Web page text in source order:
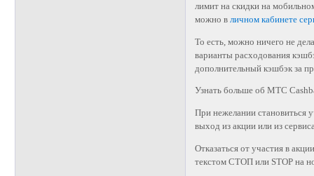
лимит на скидки на
можно вличном кабинете
То есть, можно ничего не
варианты расходования
дополнительный кэшбэк за
Узнать больше об МТС
При нежелании становиться
выход из акции или из
Отказаться от участия в
текстом СТОП или STOP на